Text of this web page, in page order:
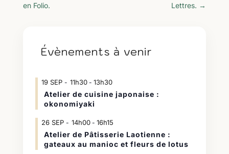
en Folio.
Lettres. →
Évènements à venir
19 SEP 11h30- 13h30
Atelier de cuisine japonaise :
okonomiyaki
26 SEP 14h00- 16h15
Atelier de Pâtisserie Laotienne :
gateaux au manioc et fleurs de lotus